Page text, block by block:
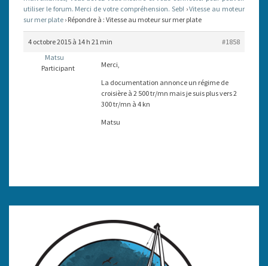
PLATE
utiliser le forum. Merci de votre compréhension. Seb! ›Vitesse au moteur
sur mer plate › Répondre à : Vitesse au moteur sur mer plate
4 octobre 2015 à 14 h 21 min
#1858
Matsu
Participant
Merci,
La documentation annonce un régime de
croisière à 2 500 tr/mn mais je suis plus vers 2
300 tr/mn à 4 kn
Matsu